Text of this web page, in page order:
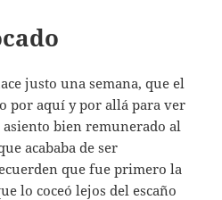
justo una semana, que el
por aquí y por allá para ver
bien remunerado al
acababa de ser
que fue primero la
lo coceó lejos del escaño